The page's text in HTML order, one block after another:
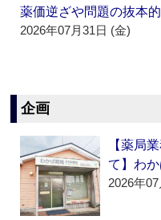
薬価逆ざや問題の抜本
2026年07月31日 (金)
企画
【薬局
て】わか
2026年